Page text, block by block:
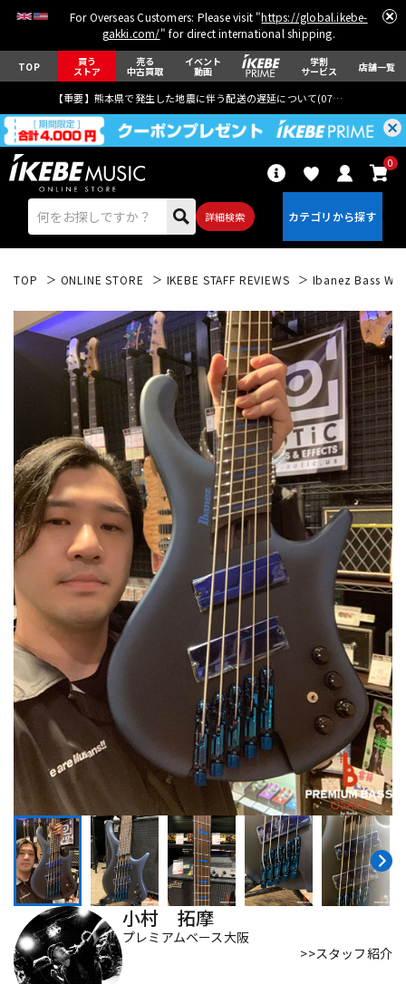
For Overseas Customers: Please visit "https://global.ikebe-
gakki.com/" for direct international shipping.
TOP 買う
ストア
売る
中古買取
イベント
動画
学割
サービス 店舗一覧
【重要】熊本県で発生した地震に伴う配送の遅延について(07月29日
詳細検索
0
エレキギター アコギ/エレアコ
ベース ウクレレ
ドラム パーカッション
キーボード 電子ピアノ
管楽器 その他楽器
アンプ エフェクター
DJ機器 DTM
DTM オンライン納品 レコーディング機器
配信/ライブ機器 楽器アクセサリ
中古 ヴィンテージ
TOP ONLINE STORE IKEBE STAFF REVIEWS Ibanez Bass
小村 拓摩
プレミアムベース大阪
>>スタッフ紹介